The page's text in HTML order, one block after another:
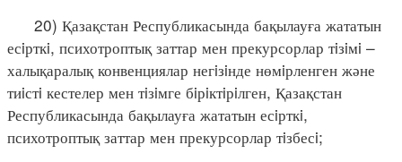
20) Қазақстан Республикасында бақылауға жататын
есiрткi, психотроптық заттар мен прекурсорлар тiзiмi –
халықаралық конвенциялар негiзiнде нөмiрленген және
тиiстi кестелер мен тiзiмге бiрiктiрiлген, Қазақстан
Республикасында бақылауға жататын есiрткi,
психотроптық заттар мен прекурсорлар тiзбесi;